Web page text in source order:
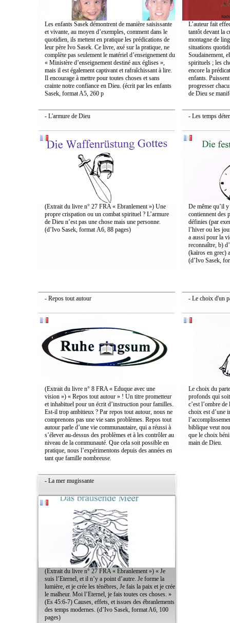
Les enfants Sasek démontrent de manière saisissante
et vivante, au moyen d’exemples, comment dans le
quotidien, ils mettent en pratique les prédications de
leur père Ivo Sasek. Ce livre, axé sur la pratique, ne
complète pas seulement le matériel d’enseignement du
« Ministère d’enseignement destiné aux églises »,
mais il est également captivant et rafraîchissant à lire.
Il encourage à mettre pour toutes choses et sans
crainte notre confiance en Dieu. (écrit par les enfants
Sasek, format A5, 260 p
L’auteur fait
tantôt devant la
montagne de
situations
Soudainement,
spirituels ; les
encore la
enfants.
progresser
de Dieu se
- L'armure de Dieu
(Extrait du livre n° 27 FRA « Ebranlement ») Une
propre crispation ou un combat spirituel ? L’armure
de Dieu n’est pas une chose mais une personne.
(d’Ivo Sasek, format A6, 88 pages)
- Les temps
De même qu’il
contiennent des
définies (par
l’hiver ou les
a aussi pour la
reconnaître, b)
(kaïros en grec)
(d’Ivo Sasek,
- Repos tout autour
(Extrait du livre n° 8 FRA « Eduque avec une
vision ») « Repos tout autour » ! Un titre prometteur
et inhabituel pour un écrit d’instruction pour familles.
Est-il trop ambitieux ? Par repos tout autour, nous ne
comprenons pas une vie sans problèmes. Repos tout
autour parle d’une vie communautaire, qui a réussi à
s’élever au-dessus des problèmes et à les contrôler au
niveau de la communauté. Que cela soit possible en
pratique, nous l’expérimentons depuis des années en
tant que famille nombreuse.
- Le choix d'un
Le choix du
profonds qui soit
c’est l’ombre
choix est d’une
biblique veut
que le choix
main de Dieu.
- La mer mugissante
(Extrait du livre n° 27 FRA « Ebranlement ») « Je
suis l’Eternel, et il n’y a point d’autre. Je forme la
lumière, et je crée les ténèbres, Je fais la paix et je crée
le malheur. Moi l’Eternel, je fais toutes ces choses. »
(Es 45:6-7) Causes, effets, et issues des ébranlements
des temps modernes. (d’Ivo Sasek, format A6, 100
pages)